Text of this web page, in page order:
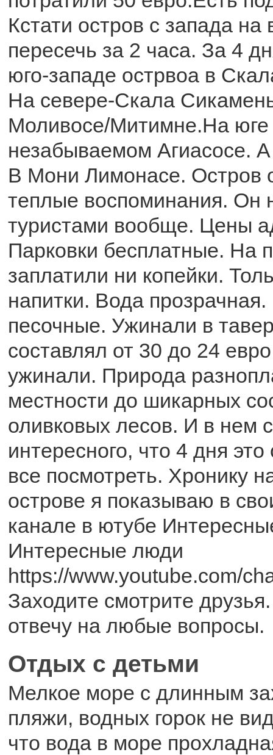
Кстати остров с запада на
пересечь за 2 часа. За 4
юго-западе острвоа в
На севере-Скала
Моливосе/Митимне.На юге
незабываемом Агиасосе.
В Мони Лимонасе. Остров
теплые воспоминания. Он
туристами вообще. Цены
Парковки бесплатные. На
заплатили ни копейки.
напитки. Вода
песочные. Ужинали в
составлял от 30 до 24
ужинали. Природа
местности до шикарных
оливковых лесов. И в нем
интересного, что 4 дня
все посмотреть. Хронику
острове я показываю в
канале в ютубе
Интересные люди
https://www.youtube.com/
Заходите смотрите
отвечу на любые вопросы.
Отдых с детьми
Мелкое море с длинным
пляжи, водных горок не
что вода в море